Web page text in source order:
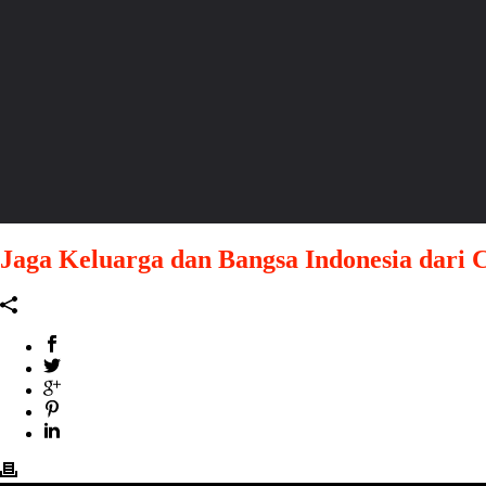
Jaga Keluarga dan Bangsa Indonesia dari